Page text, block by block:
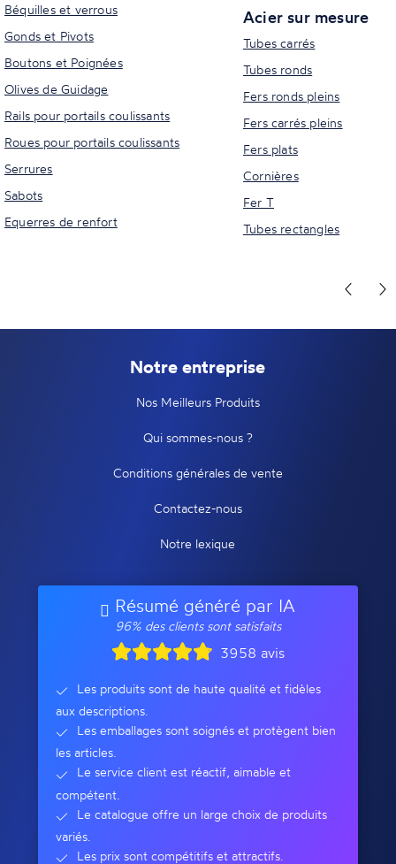
Béquilles et verrous
Gonds et Pivots
Boutons et Poignées
Olives de Guidage
Rails pour portails coulissants
Roues pour portails coulissants
Serrures
Sabots
Equerres de renfort
Acier sur mesure
Tubes carrés
Tubes ronds
Fers ronds pleins
Fers carrés pleins
Fers plats
Cornières
Fer T
Tubes rectangles
Notre entreprise
Nos Meilleurs Produits
Qui sommes-nous ?
Conditions générales de vente
Contactez-nous
Notre lexique
Résumé généré par IA
96% des clients sont satisfaits
3958 avis
Les produits sont de haute qualité et fidèles
aux descriptions.
Les emballages sont soignés et protègent bien
les articles.
Le service client est réactif, aimable et
compétent.
Le catalogue offre un large choix de produits
variés.
Les prix sont compétitifs et attractifs.